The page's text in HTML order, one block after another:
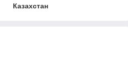
Казахстан